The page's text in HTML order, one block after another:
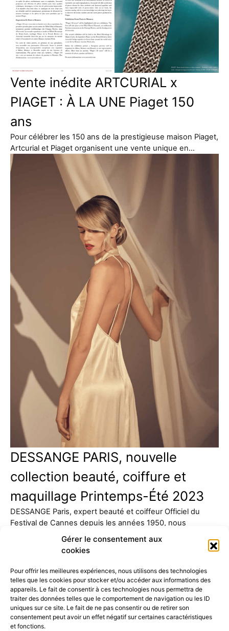
Gérer le consentement aux
cookies
Pour offrir les meilleures expériences, nous utilisons des technologies
telles que les cookies pour stocker et/ou accéder aux informations des
appareils. Le fait de consentir à ces technologies nous permettra de
traiter des données telles que le comportement de navigation ou les ID
uniques sur ce site. Le fait de ne pas consentir ou de retirer son
consentement peut avoir un effet négatif sur certaines caractéristiques
et fonctions.
Vente inédite ARTCURIAL x
PIAGET : À LA UNE Piaget 150
ans
Pour célébrer les 150 ans de la prestigieuse maison Piaget,
Artcurial et Piaget organisent une vente unique en…
DESSANGE PARIS, nouvelle
collection beauté, coiffure et
maquillage Printemps-Été 2023
DESSANGE Paris, expert beauté et coiffeur Officiel du
Festival de Cannes depuis les années 1950, nous
52K 15K